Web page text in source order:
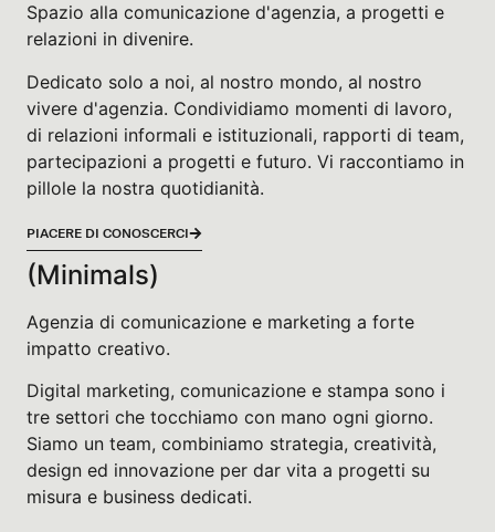
Spazio alla comunicazione d'agenzia, a progetti e
relazioni in divenire.
Dedicato solo a noi, al nostro mondo, al nostro
vivere d'agenzia. Condividiamo momenti di lavoro,
di relazioni informali e istituzionali, rapporti di team,
partecipazioni a progetti e futuro. Vi raccontiamo in
pillole la nostra quotidianità.
PIACERE DI CONOSCERCI
(Minimals)
Agenzia di comunicazione e marketing a forte
impatto creativo.
Digital marketing, comunicazione e stampa sono i
tre settori che tocchiamo con mano ogni giorno.
Siamo un team, combiniamo strategia, creatività,
design ed innovazione per dar vita a progetti su
misura e business dedicati.